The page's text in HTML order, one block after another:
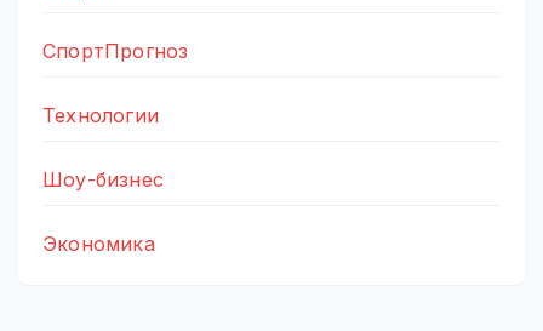
СпортПрогноз
Технологии
Шоу-бизнес
Экономика